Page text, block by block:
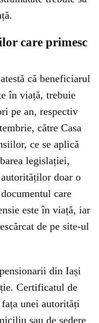
care primesc
că beneficiarul
în viață, trebuie
pe an, respectiv
către Casa
ce se aplică
legislației,
doar o
care
este în viață, iar
de pe site-ul
din Iași
Certificatul de
unei autorități
sau de ședere